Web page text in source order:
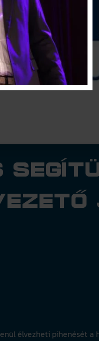
élvezheti pihenését a